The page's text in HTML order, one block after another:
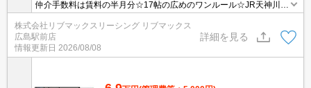
仲介手数料は賃料の半月分☆17帖の広めのワンルール☆JR天神川駅
まで徒歩圏内の好立地☆追い焚きや浴室乾燥機、温水洗浄便座など
人気の室内設備充実☆近隣にスーパーやコンビニがあり住環境良好
です☆便利な宅配ボックスあり☆彡
株式会社リブマックスリーシング リブマックス
広島駅前店
情報更新日 2026/08/08
詳細を見る